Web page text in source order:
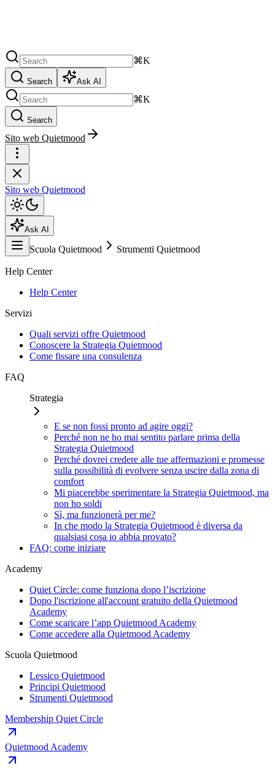
⌘K
Search Ask AI
⌘K
Search
Sito web Quietmood
Sito web Quietmood
Ask AI
Scuola Quietmood Strumenti Quietmood
Help Center
Help Center
Servizi
Quali servizi offre Quietmood
Conoscere la Strategia Quietmood
Come fissare una consulenza
FAQ
Strategia
E se non fossi pronto ad agire oggi?
Perché non ne ho mai sentito parlare prima della
Strategia Quietmood
Perché dovrei credere alle tue affermazioni e promesse
sulla possibilità di evolvere senza uscire dalla zona di
comfort
Mi piacerebbe sperimentare la Strategia Quietmood, ma
non ho soldi
Sì, ma funzionerà per me?
In che modo la Strategia Quietmood è diversa da
qualsiasi cosa io abbia provato?
FAQ: come iniziare
Academy
Quiet Circle: come funziona dopo l’iscrizione
Dopo l'iscrizione all'account gratuito della Quietmood
Academy
Come scaricare l’app Quietmood Academy
Come accedere alla Quietmood Academy
Scuola Quietmood
Lessico Quietmood
Principi Quietmood
Strumenti Quietmood
Membership Quiet Circle
Quietmood Academy